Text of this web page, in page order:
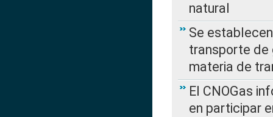
natural
Se
transporte de
materia de
El CNOGas
en participar